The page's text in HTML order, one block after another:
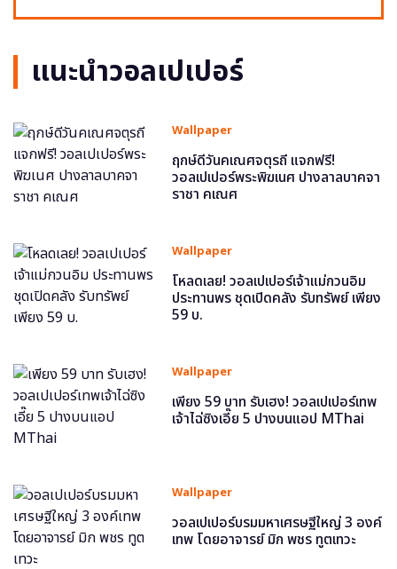
แนะนำวอลเปเปอร์
Wallpaper
ฤกษ์ดีวันคเณศจตุรถี แจกฟรี!
วอลเปเปอร์พระพิฆเนศ ปางลาลบาคจา
ราชา คเณศ
Wallpaper
โหลดเลย! วอลเปเปอร์เจ้าแม่กวนอิม
ประทานพร ชุดเปิดคลัง รับทรัพย์ เพียง
59 บ.
Wallpaper
เพียง 59 บาท รับเฮง! วอลเปเปอร์เทพ
เจ้าไฉ่ซิงเอี๊ย 5 ปางบนแอป MThai
Wallpaper
วอลเปเปอร์บรมมหาเศรษฐีใหญ่ 3 องค์
เทพ โดยอาจารย์ มิก พชร ทูตเทวะ